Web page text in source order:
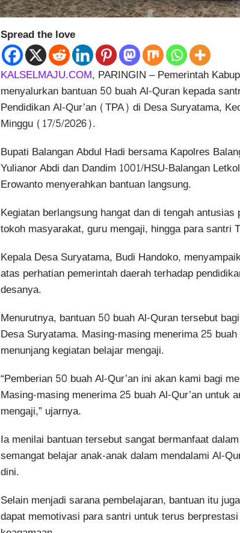
Spread the love
KALSELMAJU.COM, PARINGIN – Pemerintah
menyalurkan bantuan 50 buah Al-Quran kepada
Pendidikan Al-Qur’an (TPA) di Desa Suryatama,
Minggu (17/5/2026).
Bupati Balangan Abdul Hadi bersama Kapolres
Yulianor Abdi dan Dandim 1001/HSU-Balangan
Erowanto menyerahkan bantuan langsung.
Kegiatan berlangsung hangat dan di tengah antusias
tokoh masyarakat, guru mengaji, hingga para santri
Kepala Desa Suryatama, Budi Handoko,
atas perhatian pemerintah daerah terhadap
desanya.
Menurutnya, bantuan 50 buah Al-Quran tersebut
Desa Suryatama. Masing-masing menerima 25
menunjang kegiatan belajar mengaji.
“Pemberian 50 buah Al-Qur’an ini akan kami bagi
Masing-masing menerima 25 buah Al-Qur’an untuk
mengaji,” ujarnya.
Ia menilai bantuan tersebut sangat bermanfaat
semangat belajar anak-anak dalam mendalami Al-
dini.
Selain menjadi sarana pembelajaran, bantuan itu
dapat memotivasi para santri untuk terus